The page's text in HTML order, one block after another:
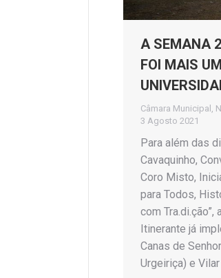
A SEMANA
FOI MAIS
Câmara Municipal
3 Agosto 2021
Para além das
Cavaquinho,
Coro Misto,
para Todos,
com
Itinerante já
Canas de
Urgeiriça) e Vilar